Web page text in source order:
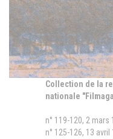
Collection de la
nationale
n° 119-120, 2 mars
n° 125-126, 13 avril